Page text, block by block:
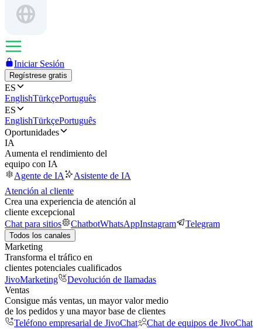
Iniciar Sesión
Regístrese gratis
ES
EnglishTürkçePortuguês
ES
EnglishTürkçePortuguês
Oportunidades
IA
Aumenta el rendimiento del
equipo con IA
Agente de IA
Asistente de IA
Atención al cliente
Crea una experiencia de atención al
cliente excepcional
Chat para sitios
ChatbotWhatsAppInstagram Telegram
Todos los canales
Marketing
Transforma el tráfico en
clientes potenciales cualificados
JivoMarketing
Devolución de llamadas
Ventas
Consigue más ventas, un mayor valor medio
de los pedidos y una mayor base de clientes
Teléfono empresarial de JivoChat
Chat de equipos de JivoChat